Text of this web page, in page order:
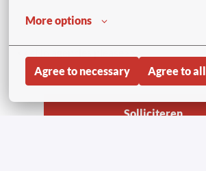
More options
Agree to necessary Agree to all
Solliciteren